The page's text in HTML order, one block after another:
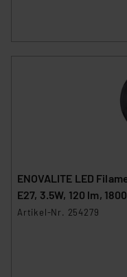
ENOVALITE LED
E27, 3.5W, 120 lm,
Artikel-Nr. 254279